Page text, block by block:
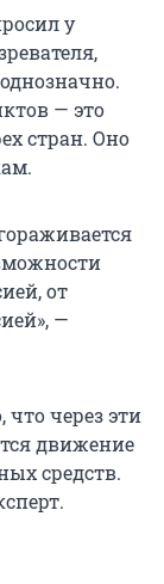
у
— это
стран. Оно
от
—
что через эти
движение
средств.